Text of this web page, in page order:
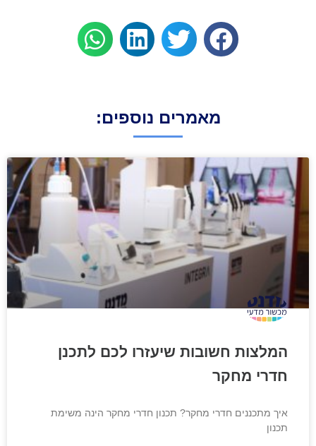
מאמרים נוספים:
המלצות חשובות שיעזרו לכם לתכנן
חדרי מחקר
איך מתכננים חדרי מחקר? תכנון חדרי מחקר הינה משימת
תכנון